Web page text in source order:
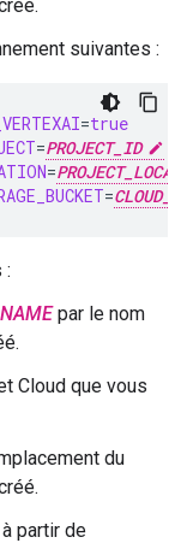
suivantes :
=true
=PROJECT_ID
=
=
:
par le nom
Cloud que vous
du
partir de